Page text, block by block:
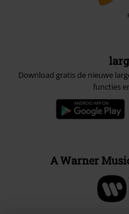
Download gratis de nieuwe
functies
A Warner